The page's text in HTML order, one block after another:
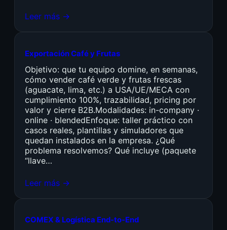
Leer más →
Exportación Café y Frutas
Objetivo: que tu equipo domine, en semanas,
cómo vender café verde y frutas frescas
(aguacate, lima, etc.) a USA/UE/MECA con
cumplimiento 100%, trazabilidad, pricing por
valor y cierre B2B.Modalidades: in-company ·
online · blendedEnfoque: taller práctico con
casos reales, plantillas y simuladores que
quedan instalados en la empresa. ¿Qué
problema resolvemos? Qué incluye (paquete
“llave…
Leer más →
COMEX & Logística End-to-End